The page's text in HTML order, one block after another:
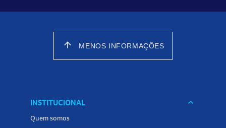
arrow_upward MENOS INFORMAÇÕES
INSTITUCIONAL keyboard_arrow_down
Quem somos